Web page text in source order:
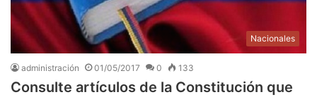
Nacionales
administración 01/05/2017 0 133
Consulte artículos de la Constitución que